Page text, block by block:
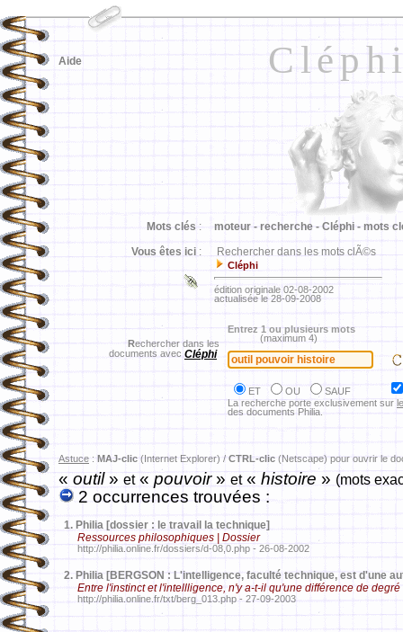
Aide
Mots clés : moteur - recherche - Cléphi - mots
Vous êtes ici : Rechercher dans les mots clÃ©s
Cléphi
édition originale 02-08-2002
actualisée le 28-09-2008
Rechercher dans les
documents avec Cléphi
Entrez 1 ou plusieurs mots
(maximum 4)
ET OU
SAUF
La recherche porte exclusivement sur
des documents Philia.
Astuce : MAJ-clic (Internet Explorer) / CTRL-clic (Netscape) pour ouvrir le
«outil» et« pouvoir» et« histoire » (mots
2 occurrences trouvées :
1. Philia [dossier : le travail la technique]
Ressources philosophiques | Dossier
http://philia.online.fr/dossiers/d-08,0.php - 26-08-2002
2. Philia [BERGSON : L'intelligence, faculté technique, est d'une
Entre l'instinct et l'intellligence, n'y a-t-il qu'une différence de degré
http://philia.online.fr/txt/berg_013.php - 27-09-2003